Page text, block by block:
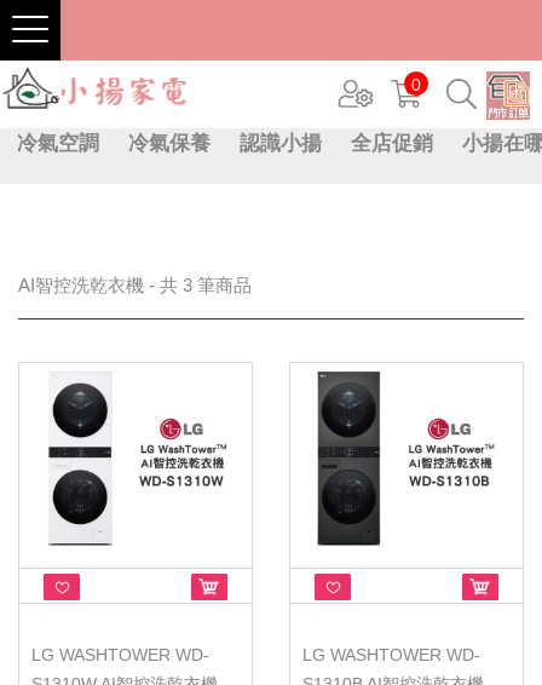
0
冷氣空調 冷氣保養 認識小揚 全店促銷 小揚在
AI智控洗乾衣機 - 共 3 筆商品
LG WASHTOWER WD-
LG WASHTOWER WD-